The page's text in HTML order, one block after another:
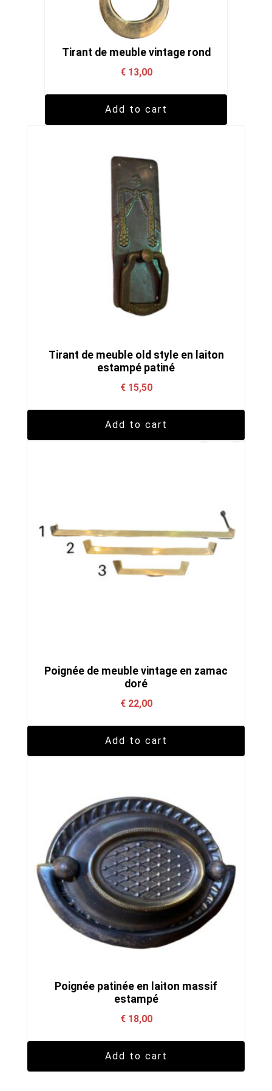
Tirant de meuble vintage rond
€13,00
Add to cart
Tirant de meuble old style en laiton
estampé patiné
€15,50
Add to cart
Poignée de meuble vintage en zamac
doré
€22,00
Add to cart
Poignée patinée en laiton massif
estampé
€18,00
Add to cart